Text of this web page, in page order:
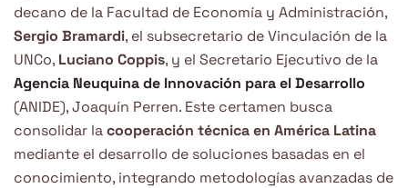
decano de la Facultad de Economía y Administración,
Sergio Bramardi, el subsecretario de Vinculación de la
UNCo, Luciano Coppis, y el Secretario Ejecutivo de la
Agencia Neuquina de Innovación para el Desarrollo
(ANIDE), Joaquín Perren. Este certamen busca
consolidar lacooperación técnica en América Latina
mediante el desarrollo de soluciones basadas en el
conocimiento, integrando metodologías avanzadas de